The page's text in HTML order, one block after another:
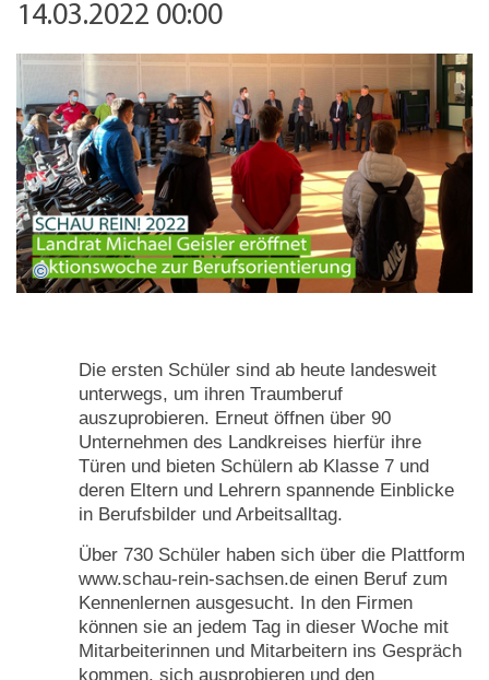
14.03.2022 00:00
Die ersten Schüler sind ab heute landesweit
unterwegs, um ihren Traumberuf
auszuprobieren. Erneut öffnen über 90
Unternehmen des Landkreises hierfür ihre
Türen und bieten Schülern ab Klasse 7 und
deren Eltern und Lehrern spannende Einblicke
in Berufsbilder und Arbeitsalltag.
Über 730 Schüler haben sich über die Plattform
www.schau-rein-sachsen.de einen Beruf zum
Kennenlernen ausgesucht. In den Firmen
können sie an jedem Tag in dieser Woche mit
Mitarbeiterinnen und Mitarbeitern ins Gespräch
kommen, sich ausprobieren und den